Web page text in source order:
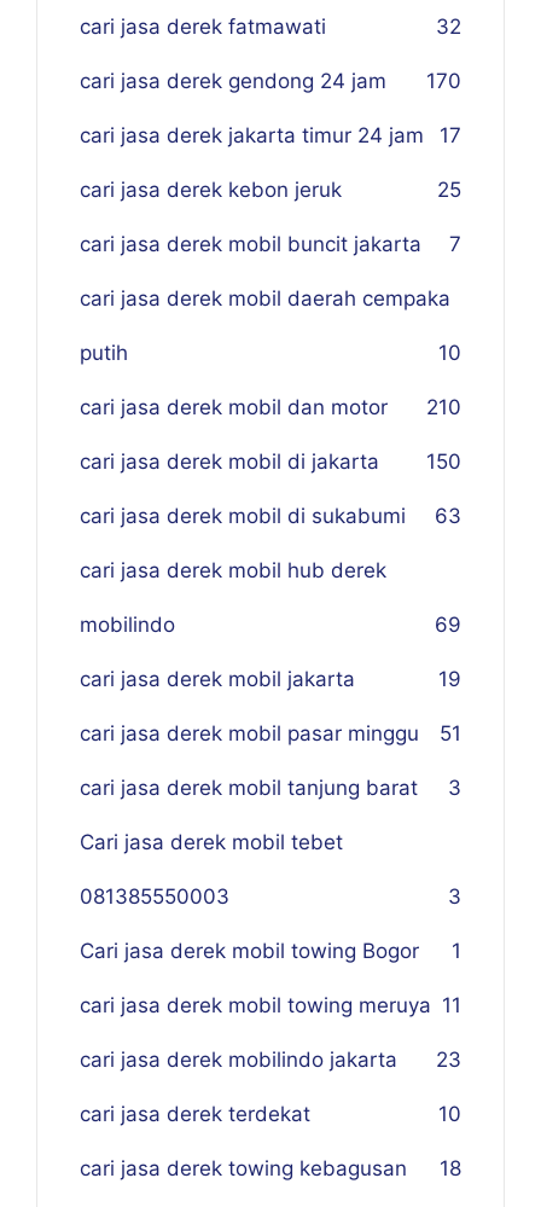
cari jasa derek fatmawati 32
cari jasa derek gendong 24 jam 170
cari jasa derek jakarta timur 24 jam 17
cari jasa derek kebon jeruk 25
cari jasa derek mobil buncit jakarta 7
cari jasa derek mobil daerah cempaka
putih 10
cari jasa derek mobil dan motor 210
cari jasa derek mobil di jakarta 150
cari jasa derek mobil di sukabumi 63
cari jasa derek mobil hub derek
mobilindo 69
cari jasa derek mobil jakarta 19
cari jasa derek mobil pasar minggu 51
cari jasa derek mobil tanjung barat 3
Cari jasa derek mobil tebet
081385550003 3
Cari jasa derek mobil towing Bogor 1
cari jasa derek mobil towing meruya 11
cari jasa derek mobilindo jakarta 23
cari jasa derek terdekat 10
cari jasa derek towing kebagusan 18